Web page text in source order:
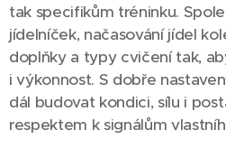
tak specifikům tréninku.
jídelníček, načasování jídel
doplňky a typy cvičení tak,
i výkonnost. S dobře
dál budovat kondici, sílu i
respektem k signálům